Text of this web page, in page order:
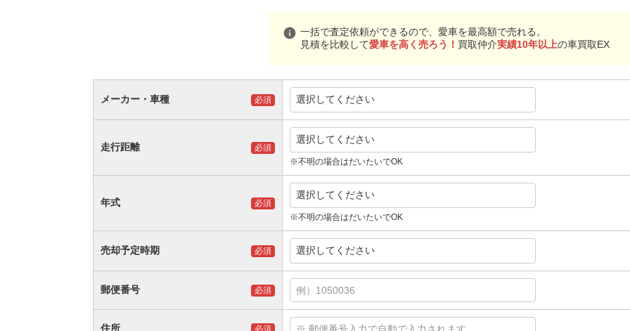
info 一括で査定依頼ができるので、愛車を最高額で売れる。
見積を比較して愛車を高く売ろう！ 買取仲介実績10年以上の車買取EX
メーカー・車種 必須 選択してください
走行距離 必須
選択してください
※不明の場合はだいたいでOK
年式 必須
選択してください
※不明の場合はだいたいでOK
売却予定時期 必須 選択してください
郵便番号 必須
住所 必須